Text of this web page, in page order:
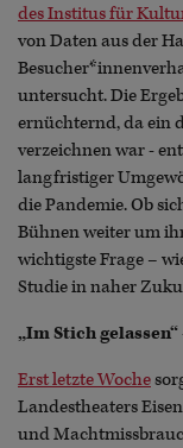
des Institus für
von Daten aus der
untersucht. Die
ernüchternd, da ein
verzeichnen war -
langfristiger
die Pandemie. Ob
Bühnen weiter um
wichtigste Frage –
Studie in naher
„Im Stich
Erst letzte Woche
Landestheaters
und